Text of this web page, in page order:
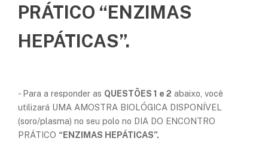
PRÁTICO “ENZIMAS
HEPÁTICAS”.
- Para a responder as QUESTÕES 1 e 2 abaixo, você
utilizará UMA AMOSTRA BIOLÓGICA DISPONÍVEL
(soro/plasma) no seu polo no DIA DO ENCONTRO
PRÁTICO “ENZIMAS HEPÁTICAS”.